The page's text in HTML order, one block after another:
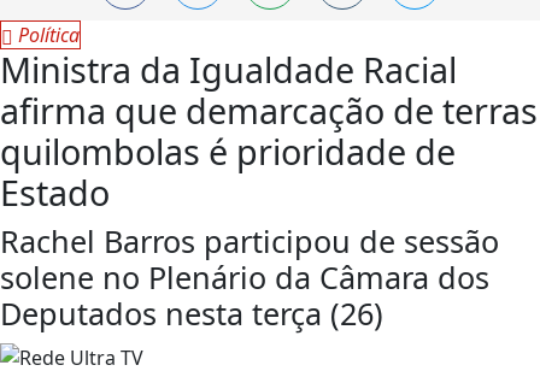
Política
Ministra da Igualdade Racial
afirma que demarcação de terras
quilombolas é prioridade de
Estado
Rachel Barros participou de sessão
solene no Plenário da Câmara dos
Deputados nesta terça (26)